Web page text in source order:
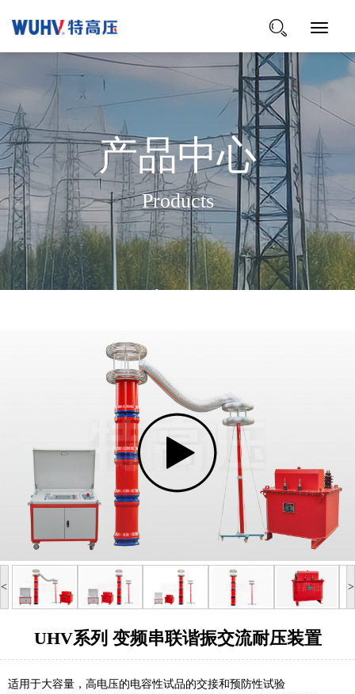
Toggle
产品中心
Products
< >
UHV系列 变频串联谐振交流耐压装置
适用于大容量，高电压的电容性试品的交接和预防性试验